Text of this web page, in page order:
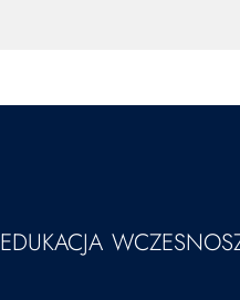
EDUKACJA